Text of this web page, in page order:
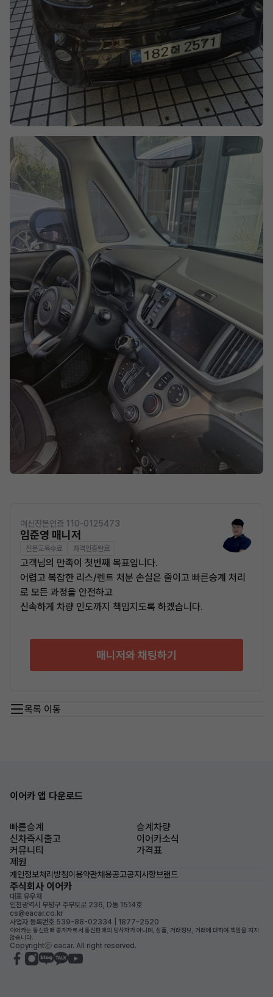
여신전문인증 110-0125473
임준영 매니저
전문교육수료 자격인증완료
고객님의 만족이 첫번째 목표입니다.
어렵고 복잡한 리스/렌트 처분 손실은 줄이고 빠른승계 처리
로 모든 과정을 안전하고
신속하게 차량 인도까지 책임지도록 하겠습니다.
매니저와 채팅하기
목록 이동
이어카 앱 다운로드
빠른승계
승계차량
신차즉시출고
이어카소식
커뮤니티
가격표
제원
개인정보처리방침이용약관채용공고공지사항브랜드
주식회사 이어카
대표 유우재
인천광역시 부평구 주부토로 236, D동 1514호
cs@eacar.co.kr
사업자 등록번호 539-88-02334 | 1877-2520
이어카는 통신판매 중개자로서 통신판매의 당사자가 아니며, 상품, 거래정보, 거래에 대하여 책임을 지지
않습니다.
Copyrightⓒ eacar. All right reserved.